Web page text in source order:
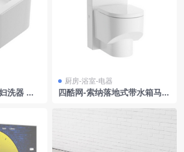
洗器 厨
厨房-浴室-电器
四酷网-索纳落地式带水箱马桶